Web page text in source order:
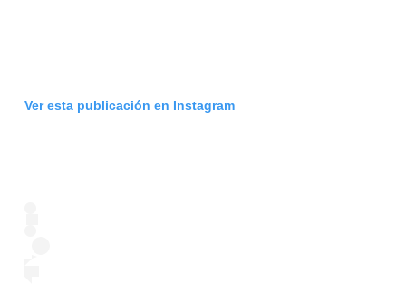
Ver esta publicación en Instagram